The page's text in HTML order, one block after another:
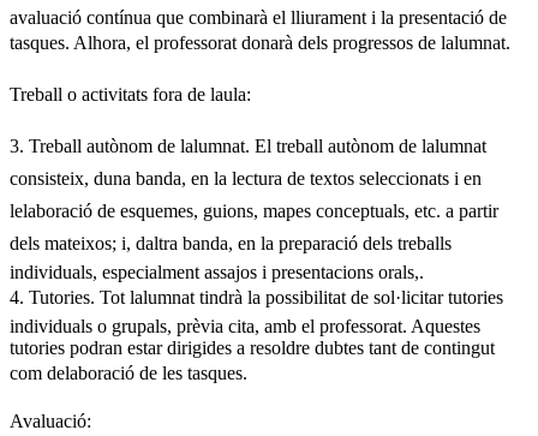
avaluació contínua que combinarà el lliurament i la presentació de
tasques. Alhora, el professorat donarà dels progressos de lalumnat.
Treball o activitats fora de laula:
3. Treball autònom de lalumnat. El treball autònom de lalumnat
consisteix, duna banda, en la lectura de textos seleccionats i en
lelaboració de esquemes, guions, mapes conceptuals, etc. a partir
dels mateixos; i, daltra banda, en la preparació dels treballs
individuals, especialment assajos i presentacions orals,.
4. Tutories. Tot lalumnat tindrà la possibilitat de sol·licitar tutories
individuals o grupals, prèvia cita, amb el professorat. Aquestes
tutories podran estar dirigides a resoldre dubtes tant de contingut
com delaboració de les tasques.
Avaluació: